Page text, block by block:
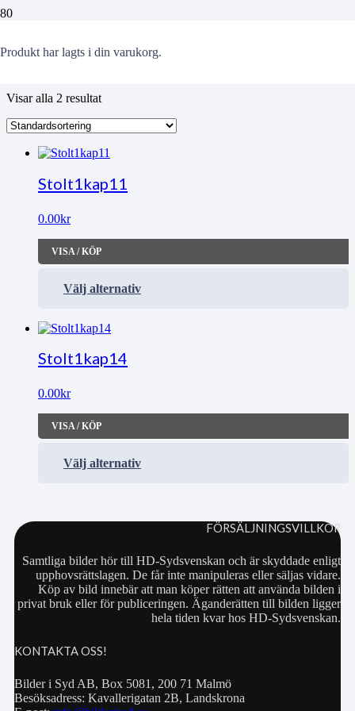
Produkt har lagts i din varukorg.
Wimbledon
Visar alla 2 resultat
Stolt1kap11
0.00kr
VISA / KÖP
Välj alternativ
Stolt1kap14
0.00kr
VISA / KÖP
Välj alternativ
FÖRSÄLJNINGSVILLKOR
Samtliga bilder hör till HD-Sydsvenskan och är skyddade enligt
upphovsrättslagen. De får inte manipuleras eller säljas vidare.
Köp av bild innebär att man köper rätten att använda bilden i
privat bruk eller för publiceringen. Äganderätten till bilden ligger
hela tiden kvar hos HD-Sydsvenskan.
KONTAKTA OSS!
Bilder i Syd AB, Box 5081, 200 71 Malmö
Besöksadress: Kavallerigatan 2B, Landskrona